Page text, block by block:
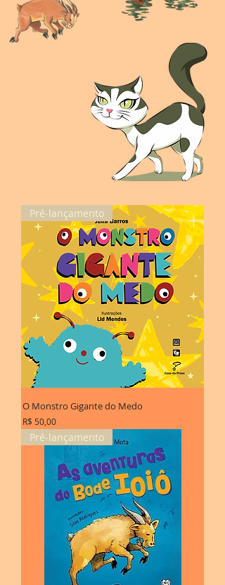
Pré-lançamento
O Monstro Gigante do Medo
Preço
R$ 50,00
Pré-lançamento